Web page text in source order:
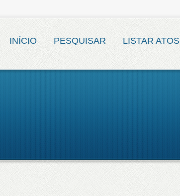
INÍCIO PESQUISAR LISTAR ATOS